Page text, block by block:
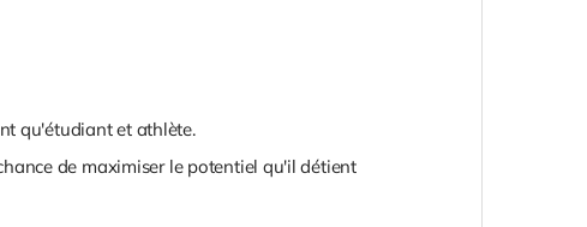
qu'étudiant et athlète.
de maximiser le potentiel qu'il détient